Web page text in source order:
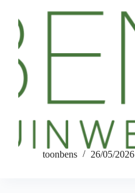
toonbens 26/05/2026